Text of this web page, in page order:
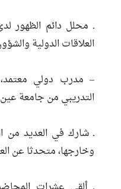
ـ محلل دائم الظهور
العلاقات الدولية
– مدرب دولي
التدريبي من جامعة
ـ شارك في العديد من
وخارجها، متحدثا عن